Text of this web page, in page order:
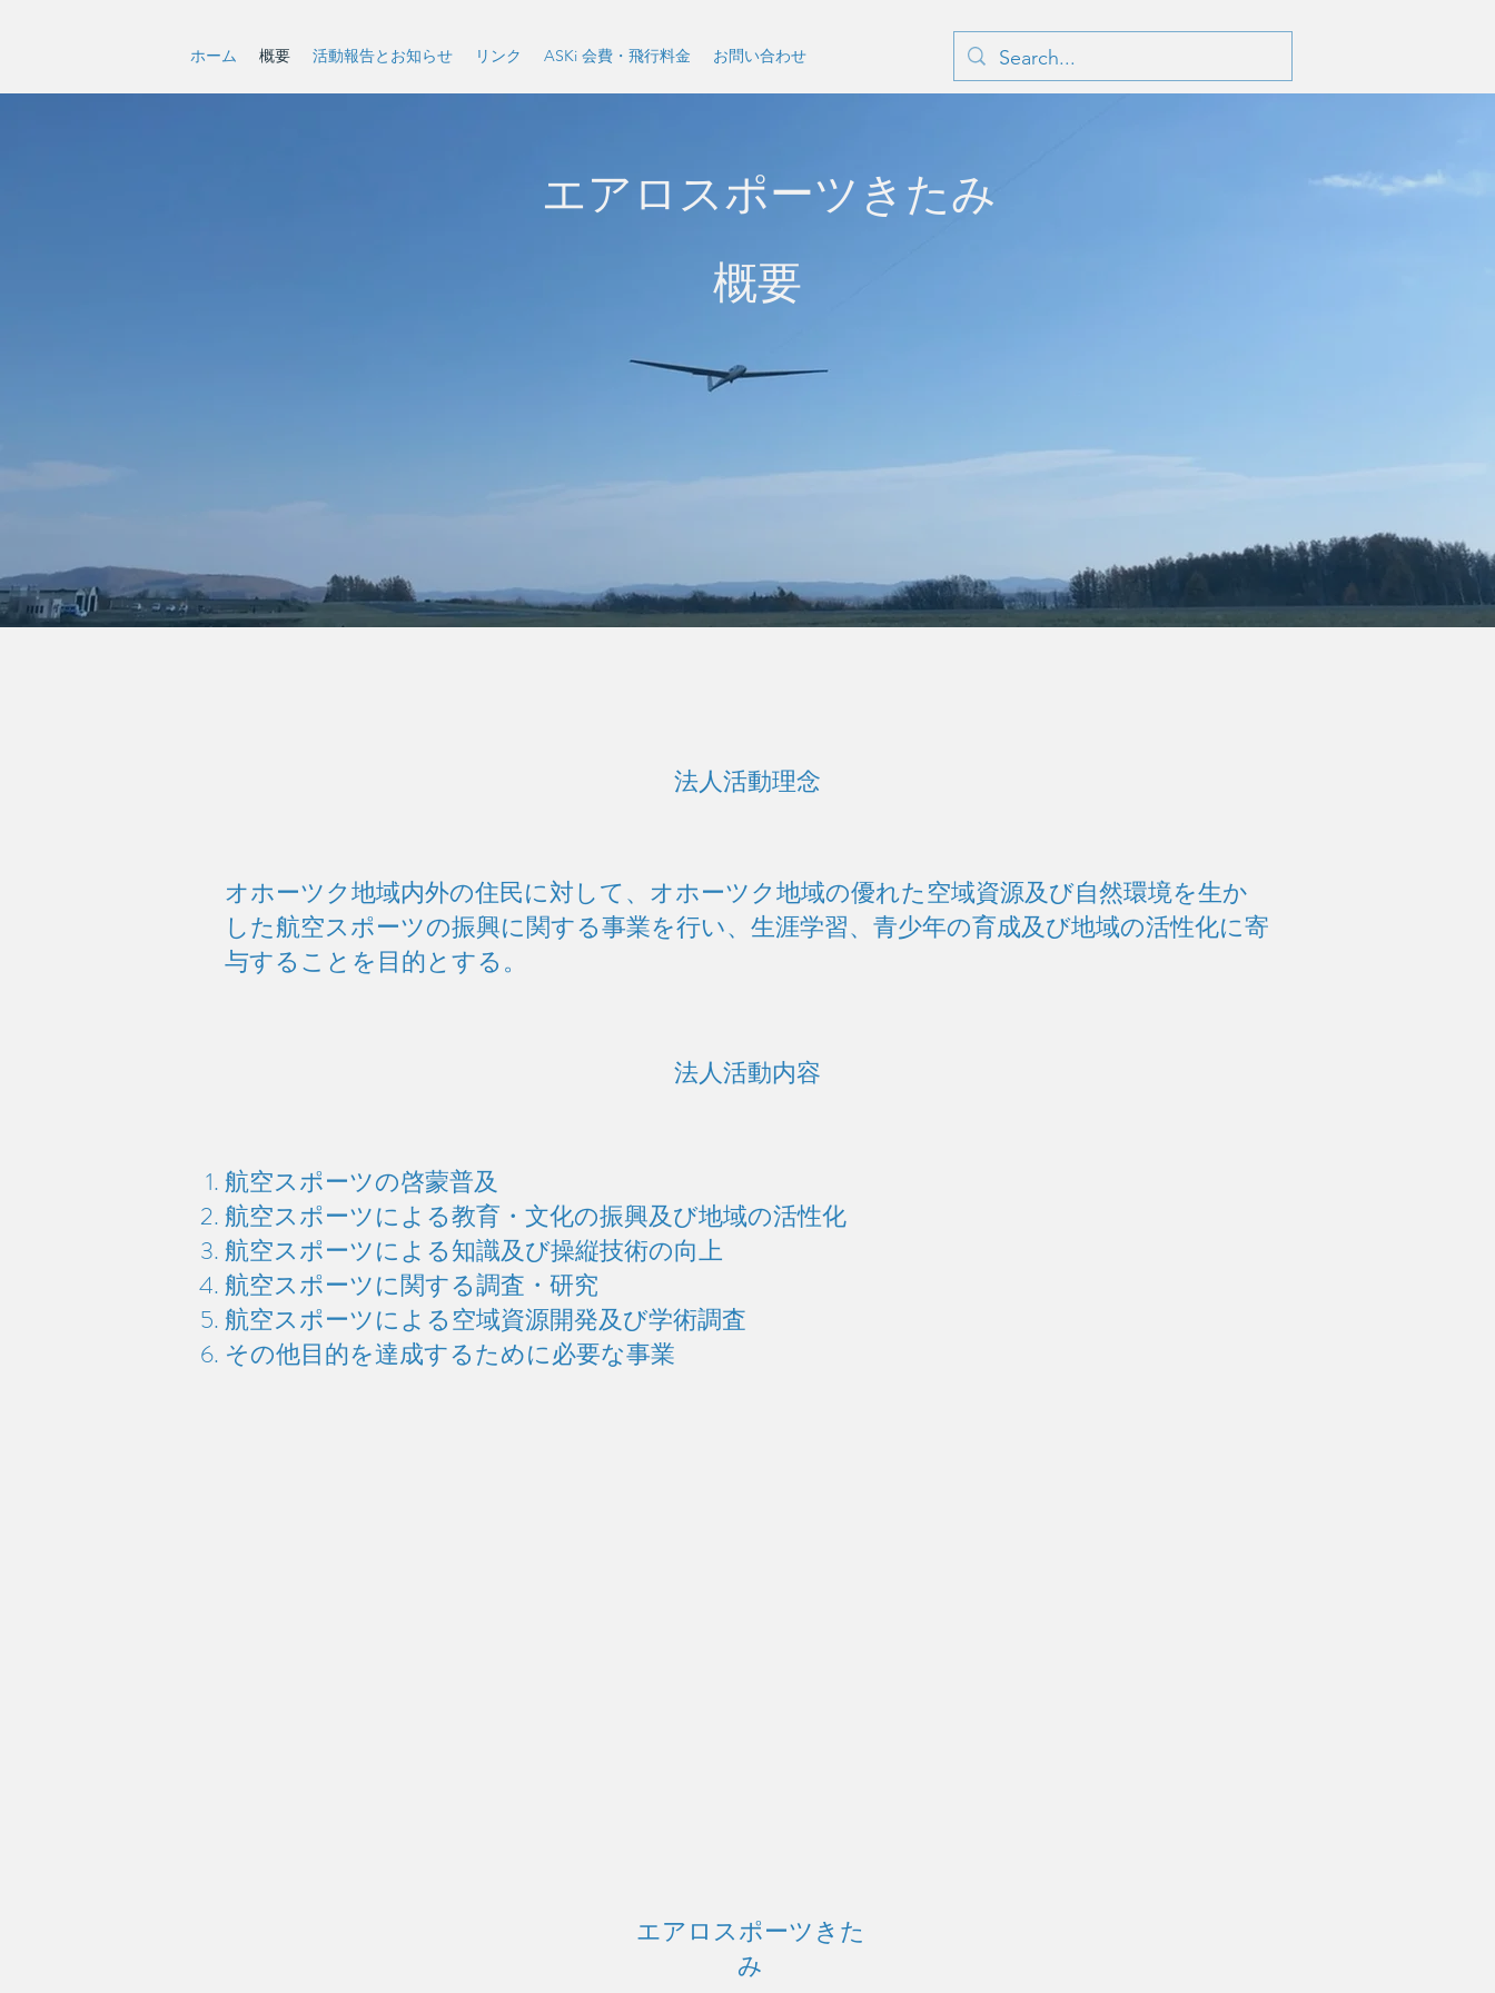
ホーム 概要 活動報告とお知らせ リンク ASKi 会費・飛行料金 お問い合わせ
エアロスポーツきたみ
概要
法人活動理念
オホーツク地域内外の住民に対して、オホーツク地域の優れた空域資源及び自然環境を生か
した航空スポーツの振興に関する事業を行い、生涯学習、青少年の育成及び地域の活性化に寄
与することを目的とする。
法人活動内容
航空スポーツの啓蒙普及
航空スポーツによる教育・文化の振興及び地域の活性化
航空スポーツによる知識及び操縦技術の向上
航空スポーツに関する調査・研究
航空スポーツによる空域資源開発及び学術調査
その他目的を達成するために必要な事業
エアロスポーツきた
み